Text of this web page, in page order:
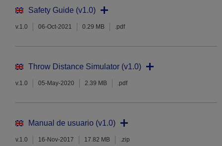
Safety Guide (v1.0)
v.1.0 06-Oct-2021 0.29 MB .pdf
Throw Distance Simulator (v1.0)
v.1.0 05-May-2020 2.39 MB .pdf
Manual de usuario (v1.0)
v.1.0 16-Nov-2017 17.82 MB .zip